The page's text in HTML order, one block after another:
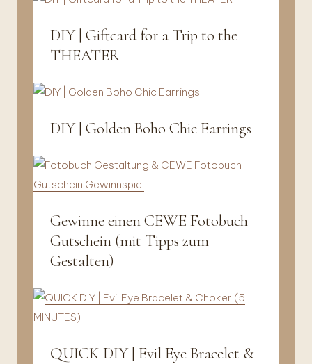
&
DIY
Presents
Decor
DIY | Giftcard for a Trip to the
THEATER
DIY
DIY | Golden Boho Chic Earrings
DIY
Presents
&
Gewinne einen CEWE Fotobuch
Gutschein (mit Tipps zum
Gestalten)
DIY
QUICK DIY | Evil Eye Bracelet &